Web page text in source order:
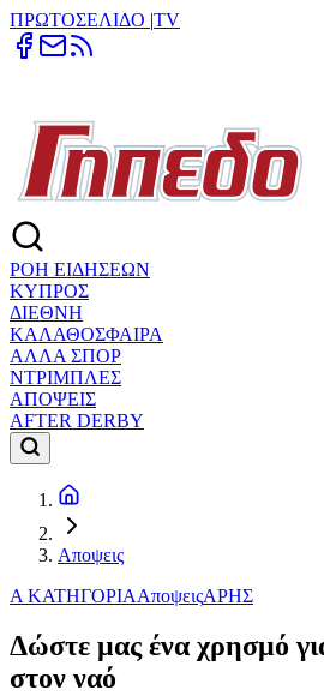
ΠΡΩΤΟΣΕΛΙΔΟ |TV
ΡΟΗ ΕΙΔΗΣΕΩΝ
ΚΥΠΡΟΣ
ΔΙΕΘΝΗ
ΚΑΛΑΘΟΣΦΑΙΡΑ
ΑΛΛΑ ΣΠΟΡ
ΝΤΡΙΜΠΛΕΣ
ΑΠΟΨΕΙΣ
AFTER DERBY
Αποψεις
Α ΚΑΤΗΓΟΡΙΑΑποψειςΑΡΗΣ
Δώστε μας ένα χρησμό
στον ναό